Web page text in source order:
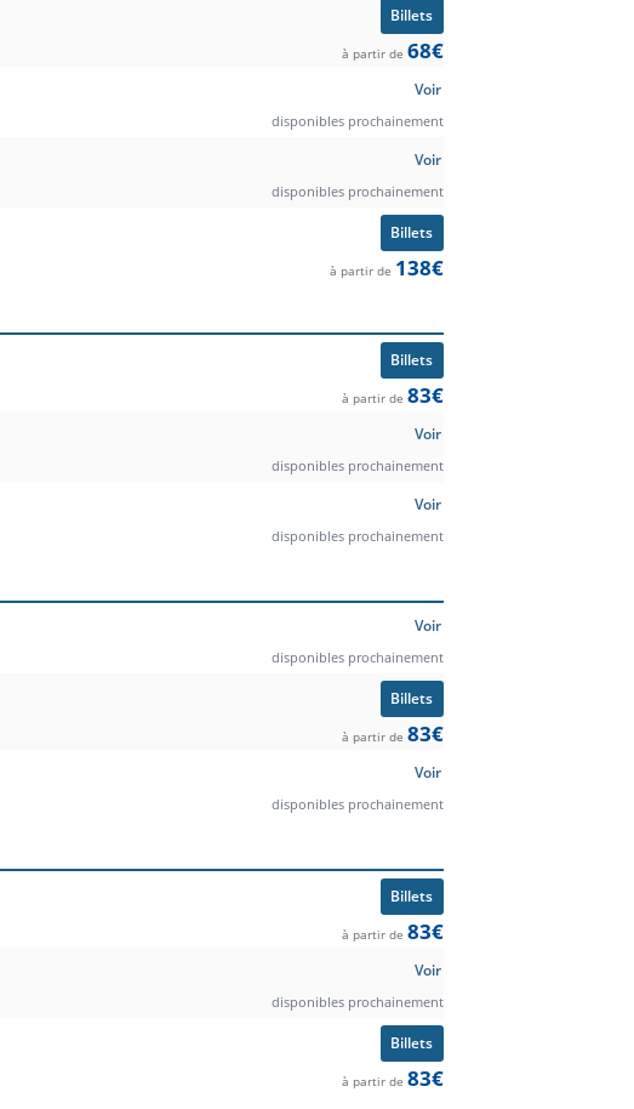
Billets
à partir de 68€
Voir
disponibles prochainement
Voir
disponibles prochainement
Billets
à partir de 138€
Billets
à partir de 83€
Voir
disponibles prochainement
Voir
disponibles prochainement
Voir
disponibles prochainement
Billets
à partir de 83€
Voir
disponibles prochainement
Billets
à partir de 83€
Voir
disponibles prochainement
Billets
à partir de 83€